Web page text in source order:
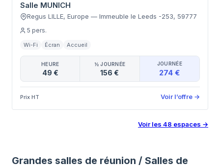
Salle MUNICH
Regus LILLE, Europe — Immeuble le Leeds -253, 59777
5 pers.
Wi-Fi Écran Accueil
HEURE
49 €
½ JOURNÉE
156 €
JOURNÉE
274 €
Prix HT Voir l’offre →
Voir les 48 espaces →
Grandes salles de réunion / Salles de